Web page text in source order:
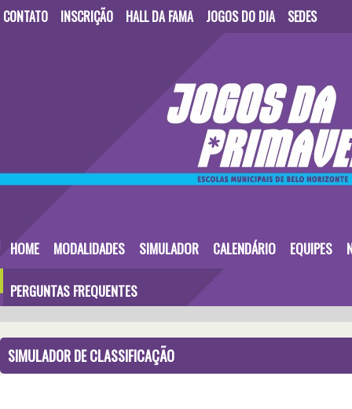
CONTATO INSCRIÇÃO HALL DA FAMA JOGOS DO DIA SEDES
HOME MODALIDADES SIMULADOR CALENDÁRIO EQUIPES
PERGUNTAS FREQUENTES
SIMULADOR DE CLASSIFICAÇÃO